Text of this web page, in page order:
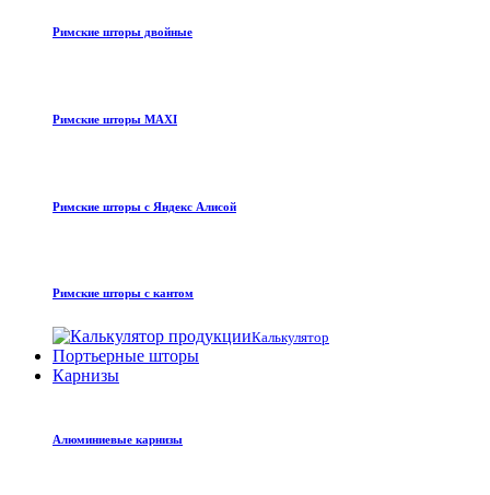
Римские шторы двойные
Римские шторы MAXI
Римские шторы с Яндекс Алисой
Римские шторы с кантом
Калькулятор
Портьерные шторы
Карнизы
Алюминиевые карнизы